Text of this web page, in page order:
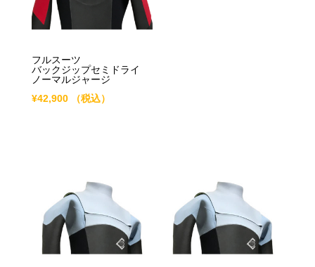
フルスーツ
バックジップセミドライ
ノーマルジャージ
¥42,900 （税込）